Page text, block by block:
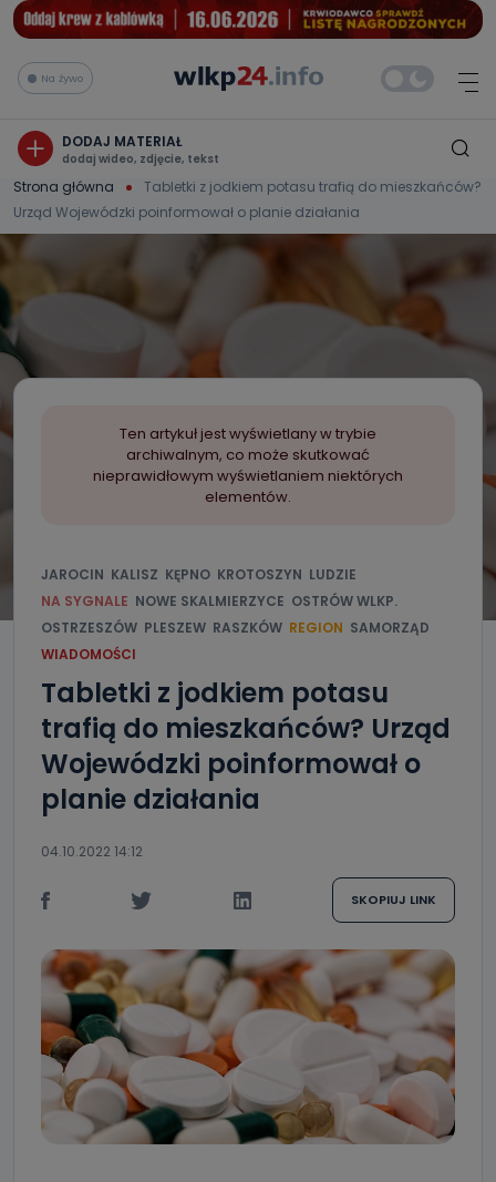
Na żywo
DODAJ MATERIAŁ
dodaj wideo, zdjęcie, tekst
Strona główna
Tabletki z jodkiem potasu trafią do mieszkańców?
Urząd Wojewódzki poinformował o planie działania
Ten artykuł jest wyświetlany w trybie
archiwalnym, co może skutkować
nieprawidłowym wyświetlaniem niektórych
elementów.
JAROCIN KALISZ KĘPNO KROTOSZYN LUDZIE
NA SYGNALE NOWE SKALMIERZYCE OSTRÓW WLKP.
OSTRZESZÓW PLESZEW RASZKÓW REGION SAMORZĄD
WIADOMOŚCI
Tabletki z jodkiem potasu
trafią do mieszkańców? Urząd
Wojewódzki poinformował o
planie działania
04.10.2022 14:12
SKOPIUJ LINK